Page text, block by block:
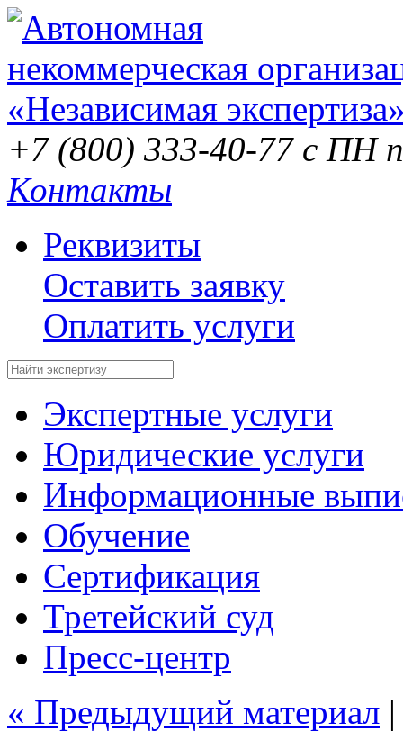
+7 (800) 333-40-77 с ПН
Контакты
Реквизиты
Оставить заявку
Оплатить услуги
Экспертные услуги
Юридические услуги
Информационные
Обучение
Сертификация
Третейский суд
Пресс-центр
« Предыдущий материал